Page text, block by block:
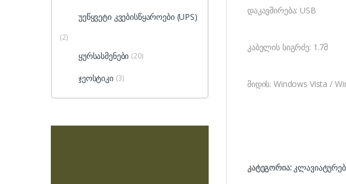
დაკავშირება: USB
კაბელის სიგრძე: 1.7მ
მიდის: Windows Vista /
კატეგორია:
უეწყვეტი კვებისწყაროები (UPS)
(2)
ყურსასმენები (20)
ჯეოსტიკი (3)